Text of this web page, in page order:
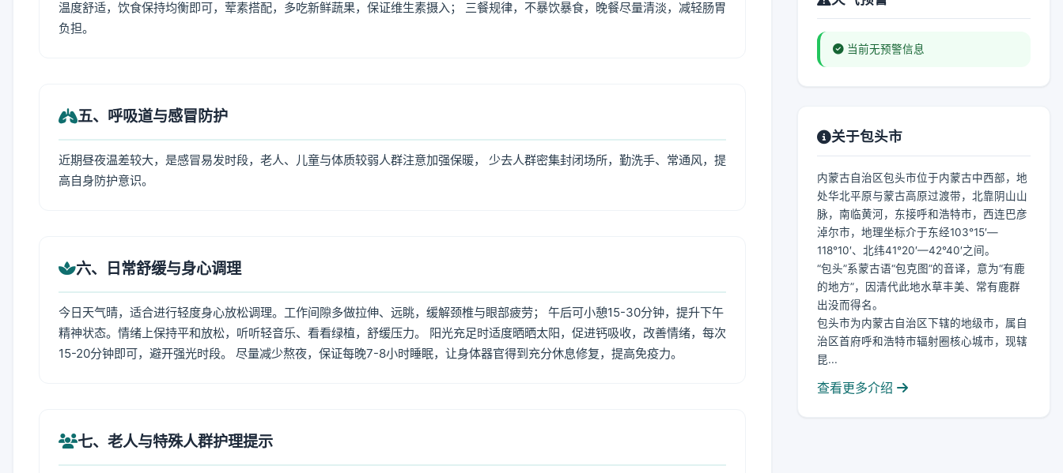
温度舒适，饮食保持均衡即可，荤素搭配，多吃新鲜蔬果，保证维生素摄入； 三餐规律，不暴饮暴食，晚餐尽量清淡，减轻肠胃
负担。
五、呼吸道与感冒防护
近期昼夜温差较大，是感冒易发时段，老人、儿童与体质较弱人群注意加强保暖， 少去人群密集封闭场所，勤洗手、常通风，提
高自身防护意识。
六、日常舒缓与身心调理
今日天气晴，适合进行轻度身心放松调理。工作间隙多做拉伸、远眺，缓解颈椎与眼部疲劳； 午后可小憩15-30分钟，提升下午
精神状态。情绪上保持平和放松，听听轻音乐、看看绿植，舒缓压力。 阳光充足时适度晒晒太阳，促进钙吸收，改善情绪，每次
15-20分钟即可，避开强光时段。 尽量减少熬夜，保证每晚7-8小时睡眠，让身体器官得到充分休息修复，提高免疫力。
七、老人与特殊人群护理提示
当前无预警信息
关于包头市
内蒙古自治区包头市位于内蒙古中西部，地
处华北平原与蒙古高原过渡带，北靠阴山山
脉，南临黄河，东接呼和浩特市，西连巴彦
淖尔市，地理坐标介于东经103°15′—
118°10′、北纬41°20′—42°40′之间。
“包头”系蒙古语“包克图”的音译，意为“有鹿
的地方”，因清代此地水草丰美、常有鹿群
出没而得名。
包头市为内蒙古自治区下辖的地级市，属自
治区首府呼和浩特市辐射圈核心城市，现辖
昆...
查看更多介绍